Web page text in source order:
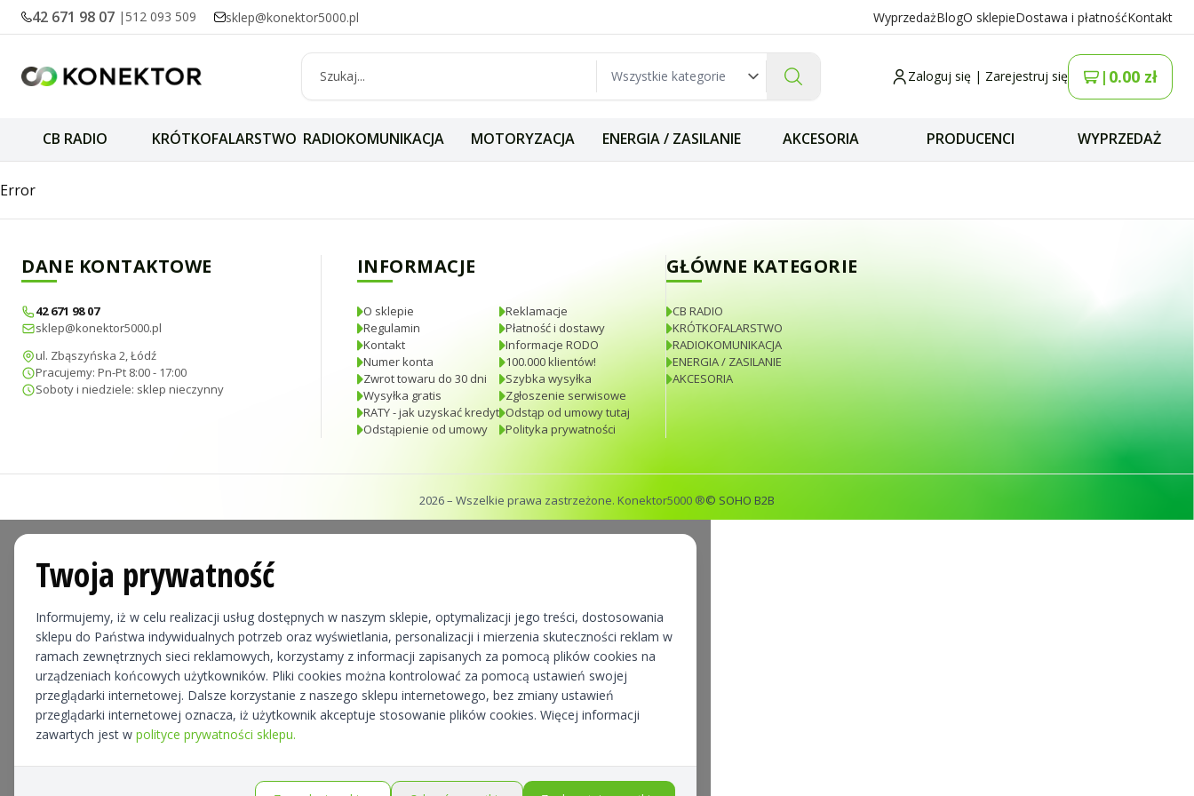
42 671 98 07 | 512 093 509 sklep@konektor5000.pl WyprzedażBlogO sklepieDostawa i płatnośćKontakt
Zaloguj się | Zarejestruj się | 0.00 zł
CB RADIO KRÓTKOFALARSTWO RADIOKOMUNIKACJA MOTORYZACJA ENERGIA / ZASILANIE AKCESORIA PRODUCENCI WYPRZEDAŻ
Przejściówka adapter gniazdo BNC / wtyk UC-1 (z
Error
DANE KONTAKTOWE
42 671 98 07
sklep@konektor5000.pl
ul. Zbąszyńska 2, Łódź
Pracujemy: Pn-Pt 8:00 - 17:00
Soboty i niedziele: sklep nieczynny
INFORMACJE
O sklepie
Regulamin
Kontakt
Numer konta
Zwrot towaru do 30 dni
Wysyłka gratis
RATY - jak uzyskać kredyt
Odstąpienie od umowy
Reklamacje
Płatność i dostawy
Informacje RODO
100.000 klientów!
Szybka wysyłka
Zgłoszenie serwisowe
Odstąp od umowy tutaj
Polityka prywatności
GŁÓWNE KATEGORIE
CB RADIO
KRÓTKOFALARSTWO
RADIOKOMUNIKACJA
ENERGIA / ZASILANIE
AKCESORIA
2026– Wszelkie prawa zastrzeżone. Konektor5000 ®© SOHO B2B
Twoja prywatność
Informujemy, iż w celu realizacji usług dostępnych w naszym sklepie, optymalizacji jego treści, dostosowania
sklepu do Państwa indywidualnych potrzeb oraz wyświetlania, personalizacji i mierzenia skuteczności reklam w
ramach zewnętrznych sieci reklamowych, korzystamy z informacji zapisanych za pomocą plików cookies na
urządzeniach końcowych użytkowników. Pliki cookies można kontrolować za pomocą ustawień swojej
przeglądarki internetowej. Dalsze korzystanie z naszego sklepu internetowego, bez zmiany ustawień
przeglądarki internetowej oznacza, iż użytkownik akceptuje stosowanie plików cookies. Więcej informacji
zawartych jest w polityce prywatności sklepu.